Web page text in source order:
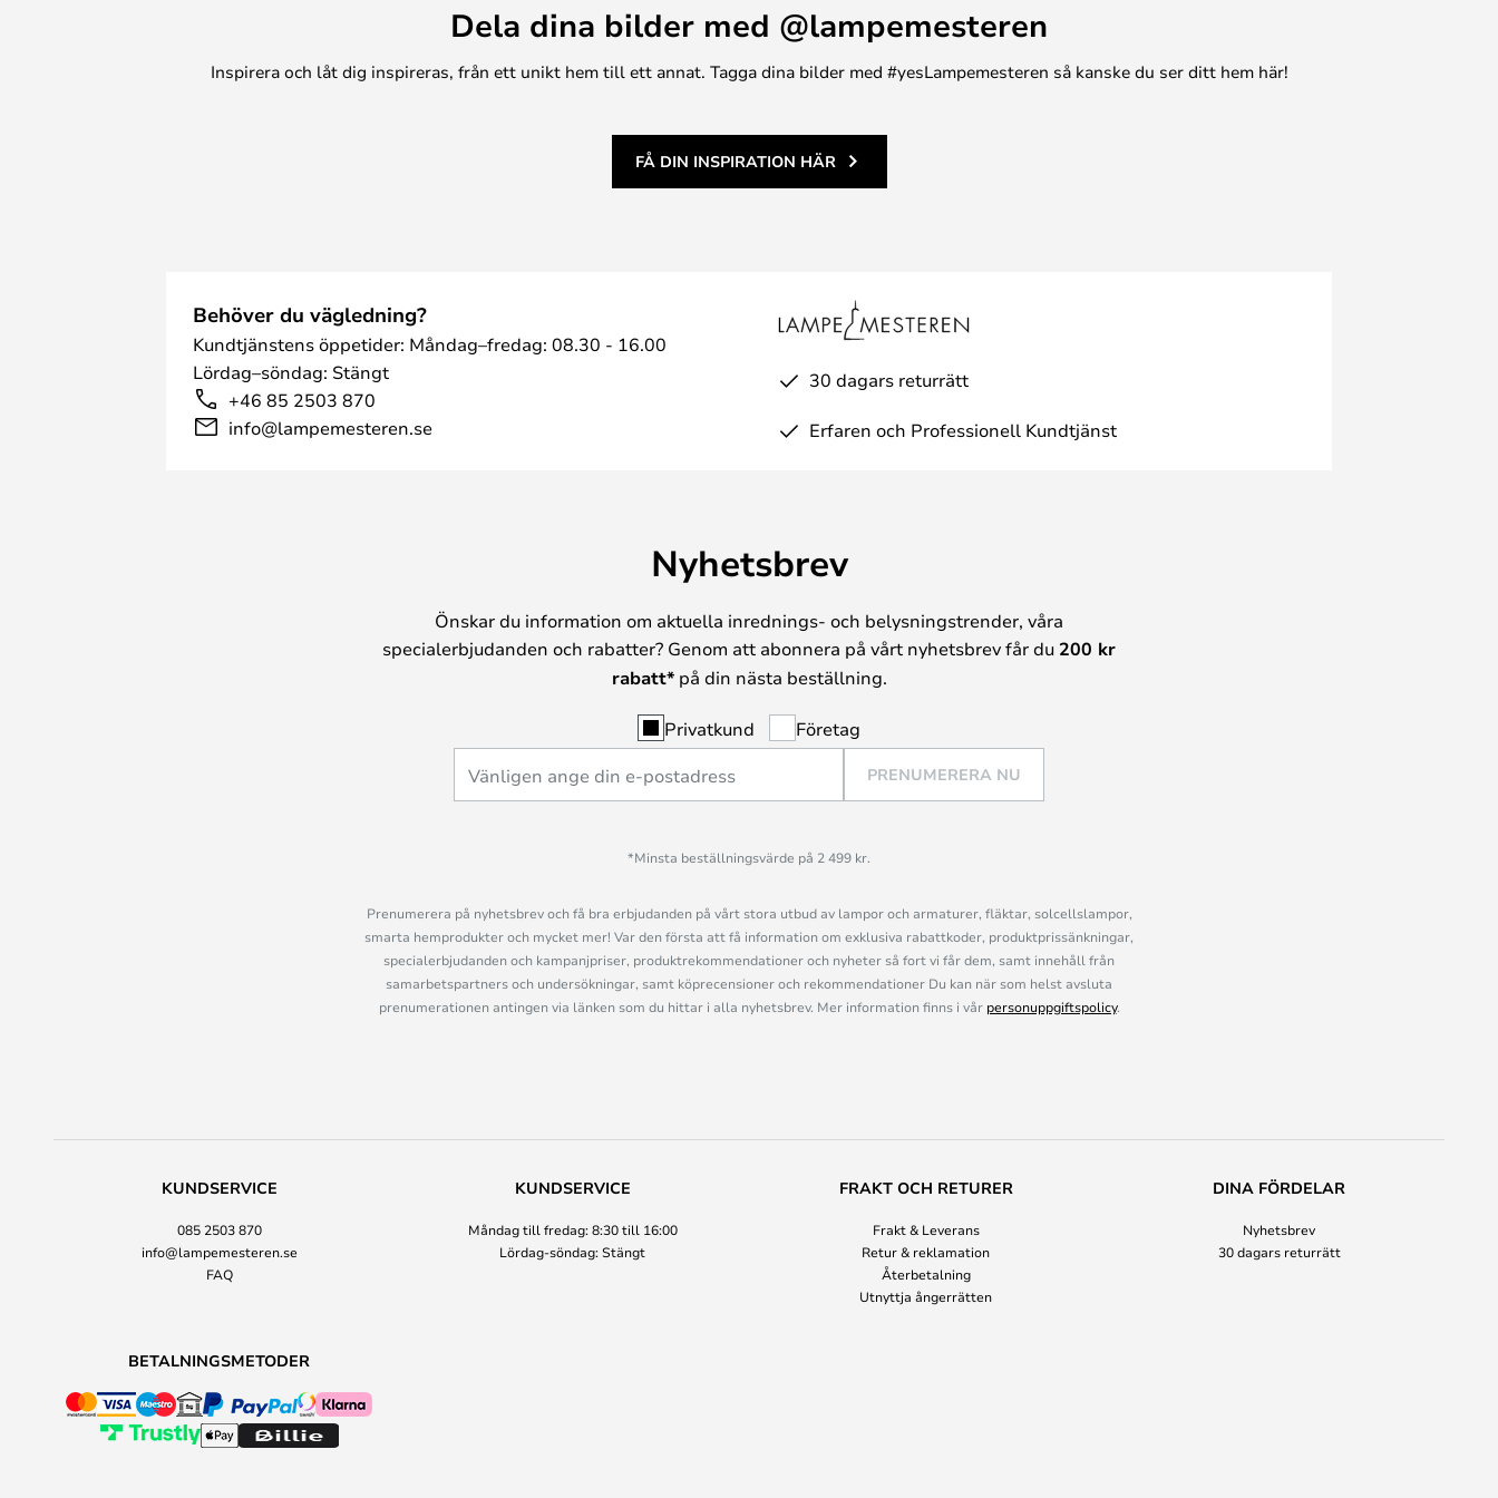
Med sin robusta konstruktion och aluminium samt kapslingsklass
IP65 är Ismera pålitligt skyddad mot regn och smuts. En LED-
lampa ingår i leveransen och ger en energieffektiv, behaglig
Dela dina bilder med @lampemesteren
Inspirera och låt dig inspireras, från ett unikt hem till ett annat. Tagga dina bilder med #yesLampemesteren så kanske du ser ditt hem här!
FÅ DIN INSPIRATION HÄR
Behöver du vägledning?
Kundtjänstens öppetider: Måndag–fredag: 08.30 - 16.00
Lördag–söndag: Stängt
+46 85 2503 870
info@lampemesteren.se
30 dagars returrätt
Erfaren och Professionell Kundtjänst
Nyhetsbrev
Önskar du information om aktuella inrednings- och belysningstrender, våra
specialerbjudanden och rabatter? Genom att abonnera på vårt nyhetsbrev får du 200 kr
rabatt*på din nästa beställning.
Privatkund Företag
PRENUMERERA NU
*Minsta beställningsvärde på 2 499 kr.
Prenumerera på nyhetsbrev och få bra erbjudanden på vårt stora utbud av lampor och armaturer, fläktar, solcellslampor,
smarta hemprodukter och mycket mer! Var den första att få information om exklusiva rabattkoder, produktprissänkningar,
specialerbjudanden och kampanjpriser, produktrekommendationer och nyheter så fort vi får dem, samt innehåll från
samarbetspartners och undersökningar, samt köprecensioner och rekommendationer Du kan när som helst avsluta
prenumerationen antingen via länken som du hittar i alla nyhetsbrev. Mer information finns i vår personuppgiftspolicy.
KUNDSERVICE
085 2503 870
info@lampemesteren.se
FAQ
KUNDSERVICE
Måndag till fredag: 8:30 till 16:00
Lördag-söndag: Stängt
FRAKT OCH RETURER
Frakt & Leverans
Retur & reklamation
Återbetalning
Utnyttja ångerrätten
DINA FÖRDELAR
Nyhetsbrev
30 dagars returrätt
BETALNINGSMETODER